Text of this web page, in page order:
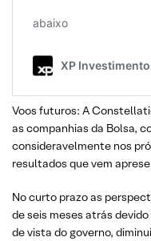
Voos futuros: A
as companhias da Bolsa,
consideravelmente nos
resultados que vem
No curto prazo as
de seis meses atrás
de vista do governo,